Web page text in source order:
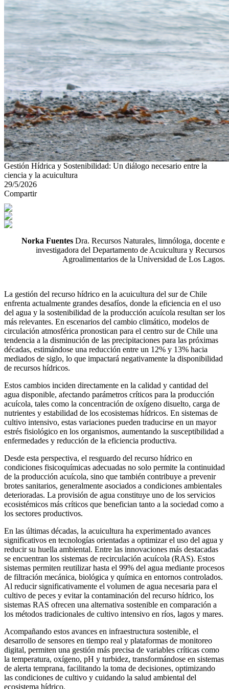
Gestión Hídrica y Sostenibilidad: Un diálogo necesario entre la
ciencia y la acuicultura
29/5/2026
Compartir
Norka Fuentes Dra. Recursos Naturales, limnóloga, docente e
investigadora del Departamento de Acuicultura y Recursos
Agroalimentarios de la Universidad de Los Lagos.
La gestión del recurso hídrico en la acuicultura del sur de Chile
enfrenta actualmente grandes desafíos, donde la eficiencia en el uso
del agua y la sostenibilidad de la producción acuícola resultan ser los
más relevantes. En escenarios del cambio climático, modelos de
circulación atmosférica pronostican para el centro sur de Chile una
tendencia a la disminución de las precipitaciones para las próximas
décadas, estimándose una reducción entre un 12% y 13% hacia
mediados de siglo, lo que impactará negativamente la disponibilidad
de recursos hídricos.
Estos cambios inciden directamente en la calidad y cantidad del
agua disponible, afectando parámetros críticos para la producción
acuícola, tales como la concentración de oxígeno disuelto, carga de
nutrientes y estabilidad de los ecosistemas hídricos. En sistemas de
cultivo intensivo, estas variaciones pueden traducirse en un mayor
estrés fisiológico en los organismos, aumentando la susceptibilidad a
enfermedades y reducción de la eficiencia productiva.
Desde esta perspectiva, el resguardo del recurso hídrico en
condiciones fisicoquímicas adecuadas no solo permite la continuidad
de la producción acuícola, sino que también contribuye a prevenir
brotes sanitarios, generalmente asociados a condiciones ambientales
deterioradas. La provisión de agua constituye uno de los servicios
ecosistémicos más críticos que benefician tanto a la sociedad como a
los sectores productivos.
En las últimas décadas, la acuicultura ha experimentado avances
significativos en tecnologías orientadas a optimizar el uso del agua y
reducir su huella ambiental. Entre las innovaciones más destacadas
se encuentran los sistemas de recirculación acuícola (RAS). Estos
sistemas permiten reutilizar hasta el 99% del agua mediante procesos
de filtración mecánica, biológica y química en entornos controlados.
Al reducir significativamente el volumen de agua necesaria para el
cultivo de peces y evitar la contaminación del recurso hídrico, los
sistemas RAS ofrecen una alternativa sostenible en comparación a
los métodos tradicionales de cultivo intensivo en ríos, lagos y mares.
Acompañando estos avances en infraestructura sostenible, el
desarrollo de sensores en tiempo real y plataformas de monitoreo
digital, permiten una gestión más precisa de variables críticas como
la temperatura, oxígeno, pH y turbidez, transformándose en sistemas
de alerta temprana, facilitando la toma de decisiones, optimizando
las condiciones de cultivo y cuidando la salud ambiental del
ecosistema hídrico.